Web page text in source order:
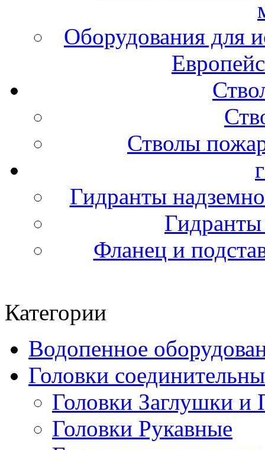
Оборудования для
Стволы
Гидранты
Фланец и
Категории
Водопенное
Головки
Головки Заглушки и
Головки Рукавные